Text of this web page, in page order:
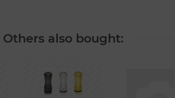
Others also bought: